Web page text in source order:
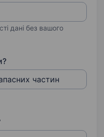
дані без вашого